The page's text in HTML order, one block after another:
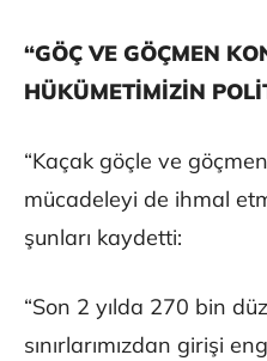
“GÖÇ VE GÖÇMEN
HÜKÜMETİMİZİN
“Kaçak göçle ve
mücadeleyi de ihmal
şunları kaydetti:
“Son 2 yılda 270 bin
sınırlarımızdan girişi